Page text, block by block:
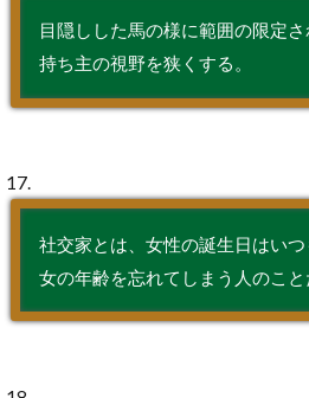
目隠しした馬の様に範囲の限定
持ち主の視野を狭くする。
17.
社交家とは、女性の誕生日はい
女の年齢を忘れてしまう人のこと